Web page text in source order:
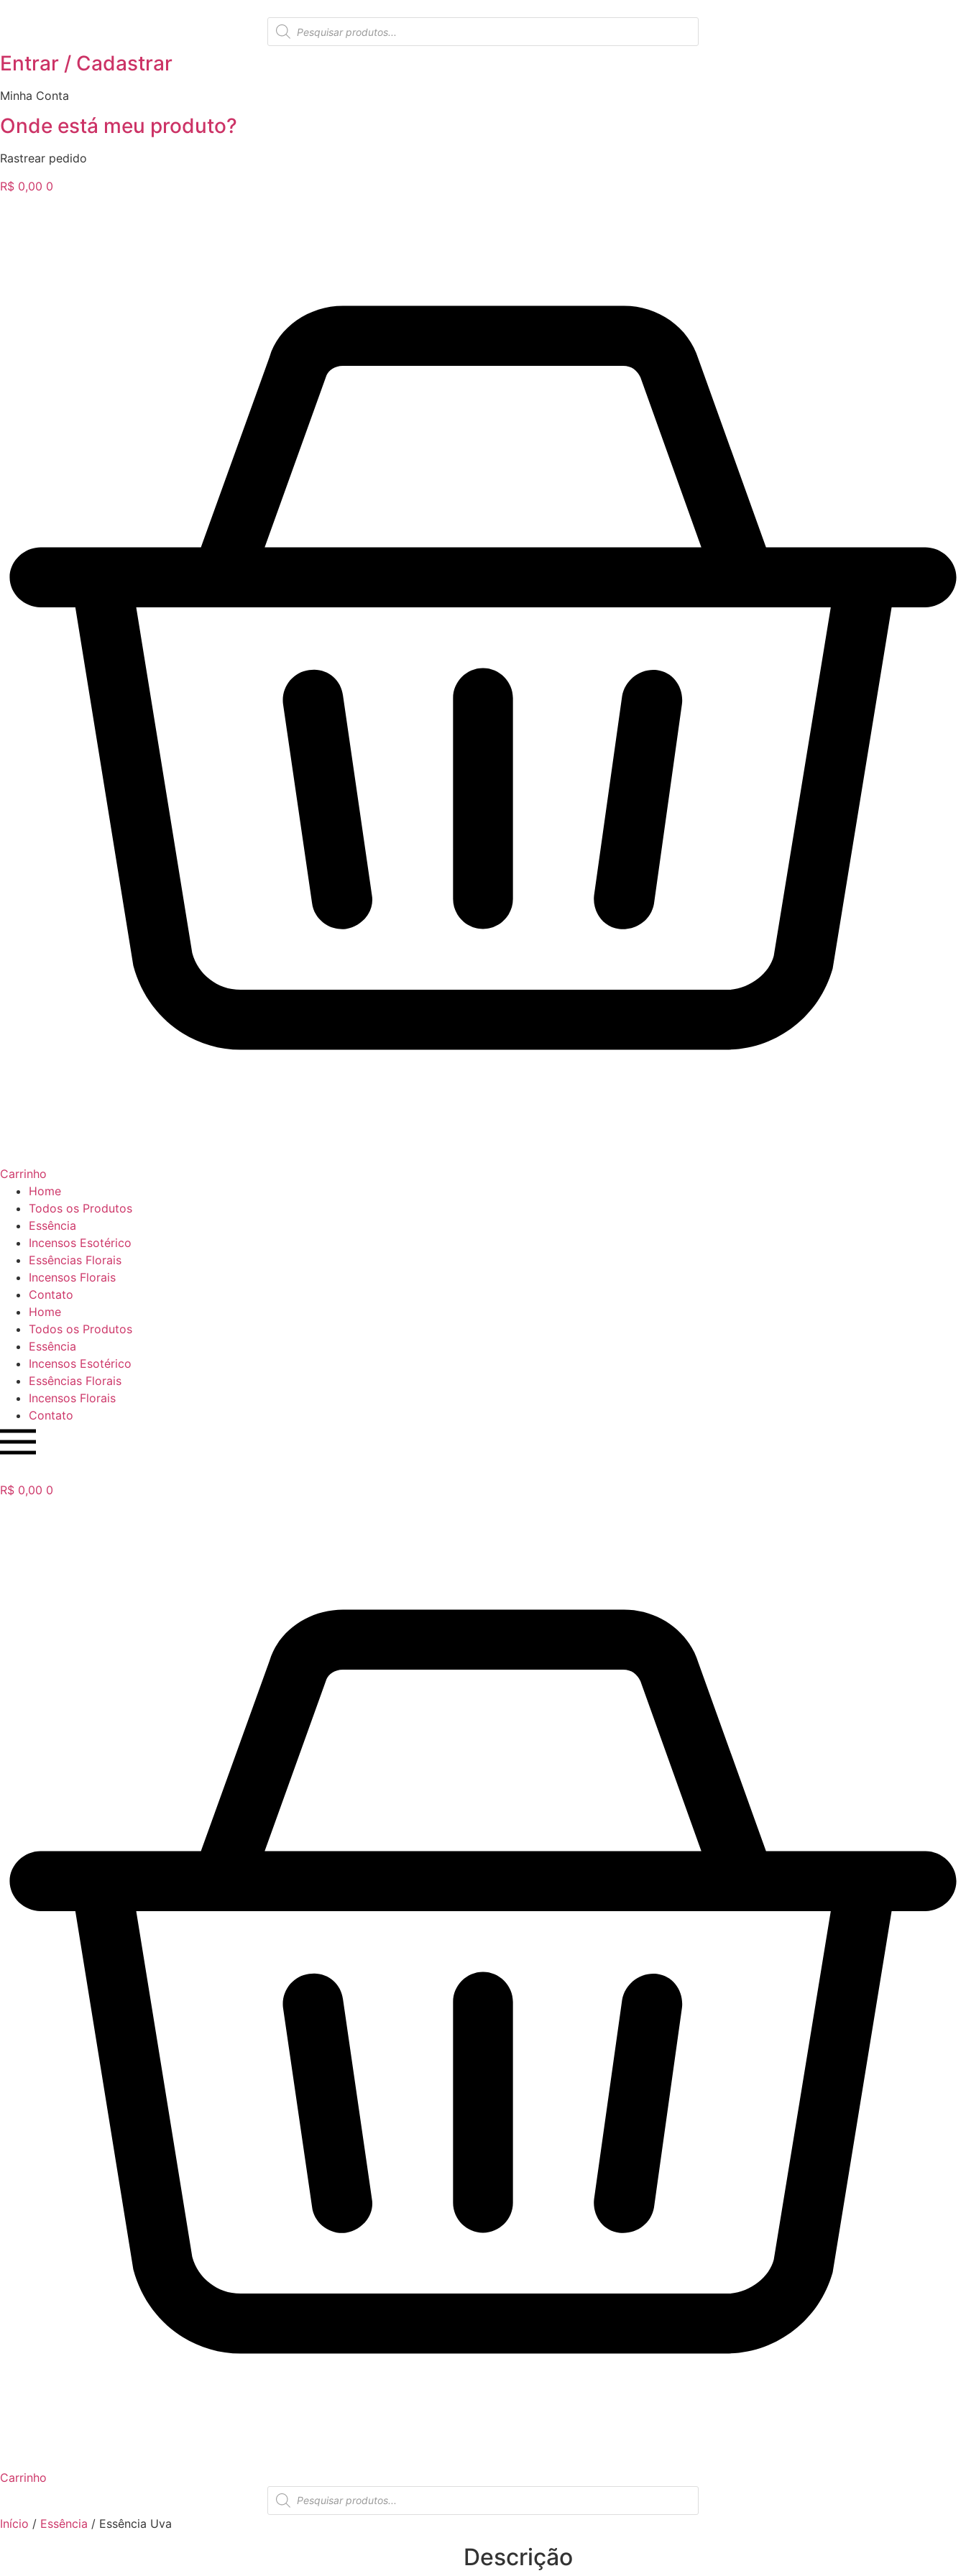
conteúdo
Pesquisar
produtos
Entrar / Cadastrar
Minha Conta
Onde está meu produto?
Rastrear pedido
R$ 0,00 0
Carrinho
Home
Todos os Produtos
Essência
Incensos Esotérico
Essências Florais
Incensos Florais
Contato
Home
Todos os Produtos
Essência
Incensos Esotérico
Essências Florais
Incensos Florais
Contato
R$ 0,00 0
Carrinho
Pesquisar
produtos
Início / Essência / Essência Uva
Descrição